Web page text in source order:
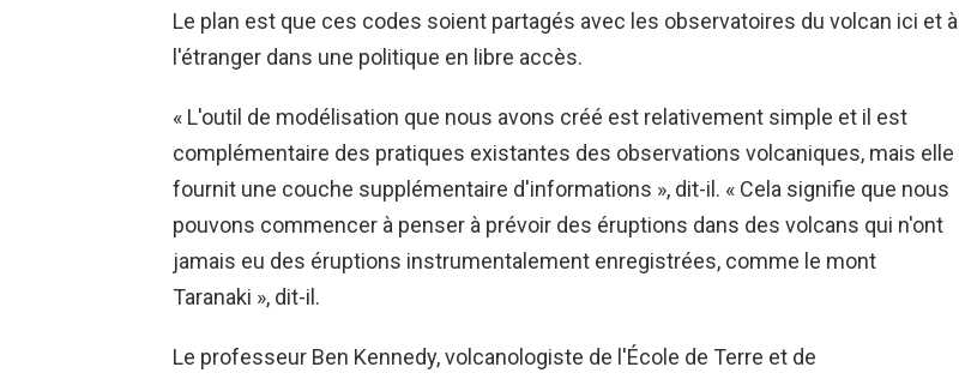
Le plan est que ces codes soient partagés avec les observatoires du volcan ici et à
l'étranger dans une politique en libre accès.
« L'outil de modélisation que nous avons créé est relativement simple et il est
complémentaire des pratiques existantes des observations volcaniques, mais elle
fournit une couche supplémentaire d'informations », dit-il. « Cela signifie que nous
pouvons commencer à penser à prévoir des éruptions dans des volcans qui n'ont
jamais eu des éruptions instrumentalement enregistrées, comme le mont
Taranaki », dit-il.
Le professeur Ben Kennedy, volcanologiste de l'École de Terre et de